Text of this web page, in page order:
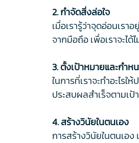
2. กำจัดสิ่งล่อใจ
เมื่อเรารู้ว่าจุดอ่อนเรา
จากมือถือ เพื่อเราจะไ
3. ตั้งเป้าหมายและกำ
ในการที่เราจะทำอะไร
ประสบผลสำเร็จตามเ
4. สร้างวินัยในตนเอง
การสร้างวินัยในตนเอ